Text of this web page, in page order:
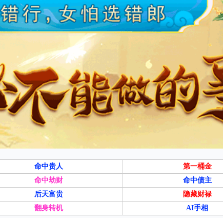
命中贵人
第一桶金
命中劫财
命中债主
后天富贵
隐藏财禄
翻身转机 AI手相